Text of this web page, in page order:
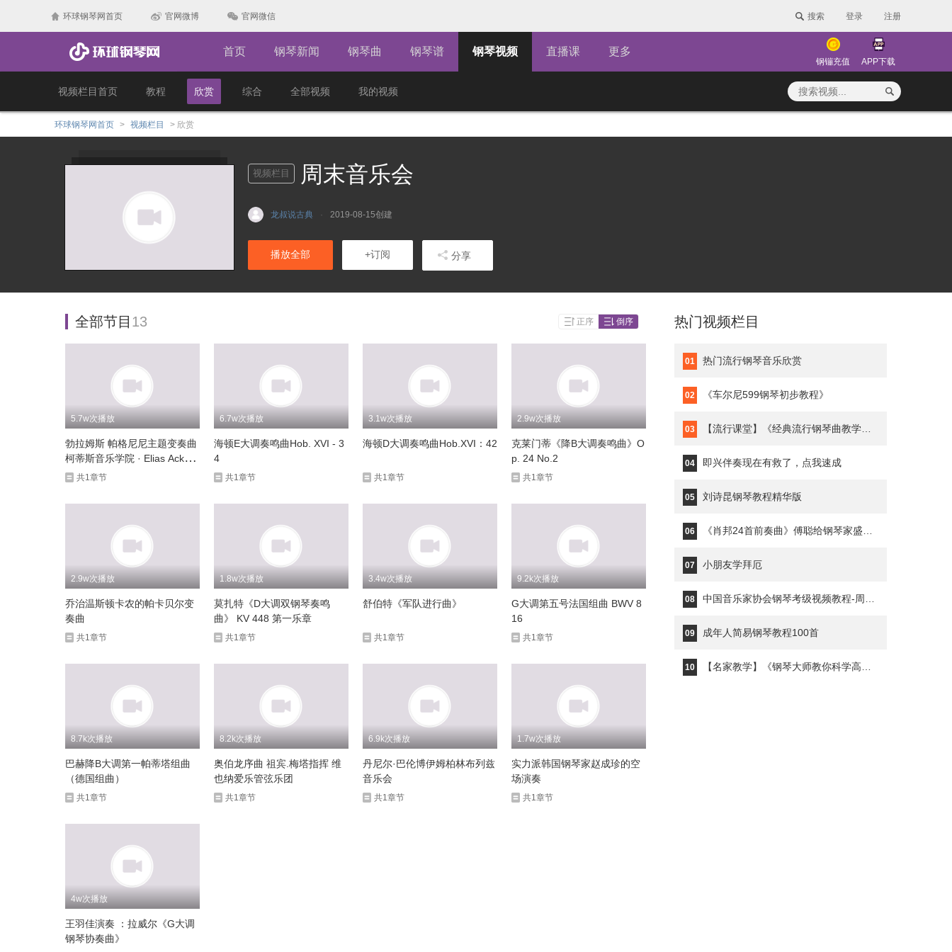
环球钢琴网首页 官网微博 官网微信 搜索 登录 注册
首页 钢琴新闻 钢琴曲 钢琴谱 钢琴视频 直播课 更多
钢镚充值 APP下载
视频栏目首页 教程 欣赏 综合 全部视频 我的视频
环球钢琴网首页 > 视频栏目 > 欣赏
视频栏目 周末音乐会
龙叔说古典 2019-08-15创建
播放全部 +订阅 分享
全部节目 13 正序 倒序
5.7w次播放
勃拉姆斯 帕格尼尼主题变奏曲
柯蒂斯音乐学院 · Elias Ackerl
y
共1章节
6.7w次播放
海顿E大调奏鸣曲Hob. XVI - 3
4
共1章节
3.1w次播放
海顿D大调奏鸣曲Hob.XVI：42
共1章节
2.9w次播放
克莱门蒂《降B大调奏鸣曲》O
p. 24 No.2
共1章节
2.9w次播放
乔治温斯顿卡农的帕卡贝尔变
奏曲
共1章节
1.8w次播放
莫扎特《D大调双钢琴奏鸣
曲》 KV 448 第一乐章
共1章节
3.4w次播放
舒伯特《军队进行曲》
共1章节
9.2k次播放
G大调第五号法国组曲 BWV 8
16
共1章节
8.7k次播放
巴赫降B大调第一帕蒂塔组曲
（德国组曲）
共1章节
8.2k次播放
奥伯龙序曲 祖宾.梅塔指挥 维
也纳爱乐管弦乐团
共1章节
6.9k次播放
丹尼尔·巴伦博伊姆柏林布列兹
音乐会
共1章节
1.7w次播放
实力派韩国钢琴家赵成珍的空
场演奏
共1章节
4w次播放
王羽佳演奏 ：拉威尔《G大调
钢琴协奏曲》
热门视频栏目
01 热门流行钢琴音乐欣赏
02 《车尔尼599钢琴初步教程》
03 【流行课堂】《经典流行钢琴曲教学》琥珀琴师Louis
04 即兴伴奏现在有救了，点我速成
05 刘诗昆钢琴教程精华版
06 《肖邦24首前奏曲》傅聪给钢琴家盛原上课
07 小朋友学拜厄
08 中国音乐家协会钢琴考级视频教程-周铭孙
09 成年人简易钢琴教程100首
10 【名家教学】《钢琴大师教你科学高效的练琴》钢琴家秦川